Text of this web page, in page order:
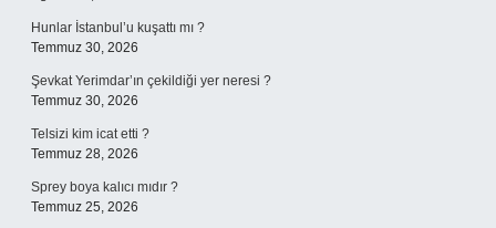
Hunlar İstanbul’u kuşattı mı ?
Temmuz 30, 2026
Şevkat Yerimdar’ın çekildiği yer neresi ?
Temmuz 30, 2026
Telsizi kim icat etti ?
Temmuz 28, 2026
Sprey boya kalıcı mıdır ?
Temmuz 25, 2026